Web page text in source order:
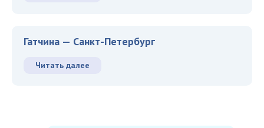
Гатчина — Санкт-Петербург
Читать далее